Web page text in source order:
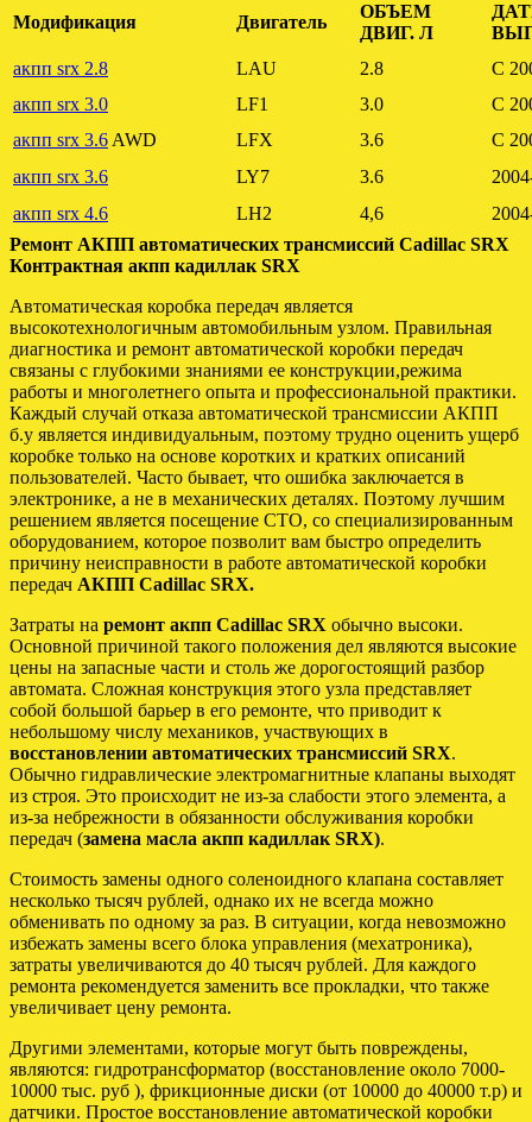
Модификация Двигатель
ОБЪЕМ
ДВИГ. Л
акпп srx 2.8
LAU 2.8
C
акпп srx 3.0
LF1 3.0
C
акпп srx 3.6AWD LFX 3.6
C
акпп srx 3.6
LY7 3.6
акпп srx 4.6
LH2 4,6
Ремонт АКПП автоматических трансмиссий Cadillac SRX
Контрактная акпп кадиллак SRX
Автоматическая коробка передач является
высокотехнологичным автомобильным узлом. Правильная
диагностика и ремонт автоматической коробки передач
связаны с глубокими знаниями ее конструкции,режима
работы и многолетнего опыта и профессиональной практики.
Каждый случай отказа автоматической трансмиссии АКПП
б.у является индивидуальным, поэтому трудно оценить ущерб
коробке только на основе коротких и кратких описаний
пользователей. Часто бывает, что ошибка заключается в
электронике, а не в механических деталях. Поэтому лучшим
решением является посещение СТО, со специализированным
оборудованием, которое позволит вам быстро определить
причину неисправности в работе автоматической коробки
передач АКПП Cadillac SRX.
Затраты на ремонт акпп Cadillac SRX обычно высоки.
Основной причиной такого положения дел являются высокие
цены на запасные части и столь же дорогостоящий разбор
автомата. Сложная конструкция этого узла представляет
собой большой барьер в его ремонте, что приводит к
небольшому числу механиков, участвующих в
восстановлении автоматических трансмиссий SRX.
Обычно гидравлические электромагнитные клапаны выходят
из строя. Это происходит не из-за слабости этого элемента, а
из-за небрежности в обязанности обслуживания коробки
передач (замена масла акпп кадиллак SRX).
Стоимость замены одного соленоидного клапана составляет
несколько тысяч рублей, однако их не всегда можно
обменивать по одному за раз. В ситуации, когда невозможно
избежать замены всего блока управления (мехатроника),
затраты увеличиваются до 40 тысяч рублей. Для каждого
ремонта рекомендуется заменить все прокладки, что также
увеличивает цену ремонта.
Другими элементами, которые могут быть повреждены,
являются: гидротрансформатор (восстановление около 7000-
10000 тыс. руб ), фрикционные диски (от 10000 до 40000 т.р) и
датчики. Простое восстановление автоматической коробки